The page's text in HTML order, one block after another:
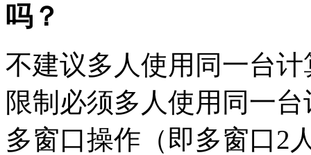
吗？
不建议多人使用同一台
限制必须多人使用同一
多窗口操作（即多窗口2